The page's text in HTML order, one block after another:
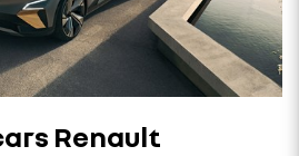
Renault